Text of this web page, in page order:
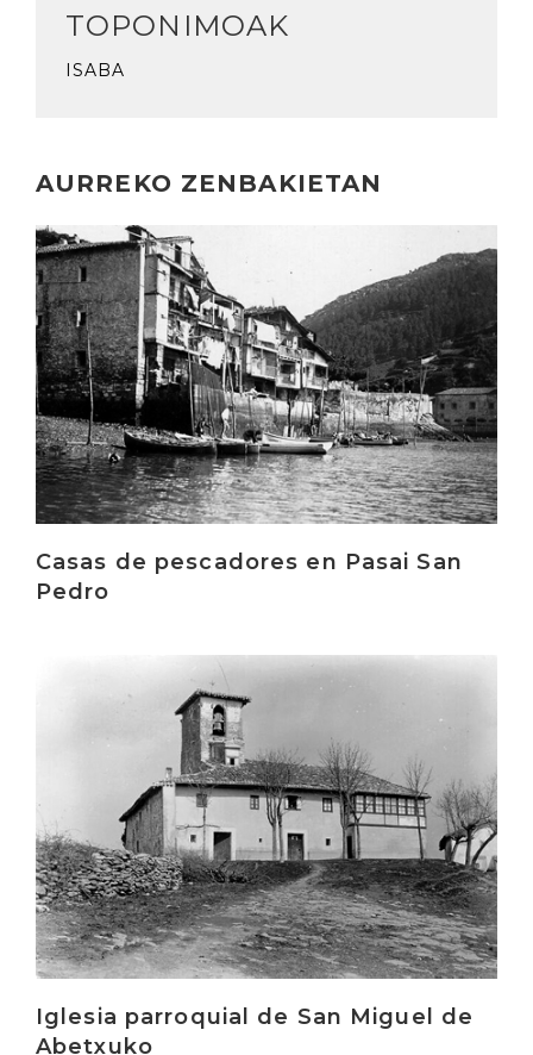
TOPONIMOAK
ISABA
AURREKO ZENBAKIETAN
Casas de pescadores en Pasai San
Pedro
Irakurri
Iglesia parroquial de San Miguel de
Abetxuko